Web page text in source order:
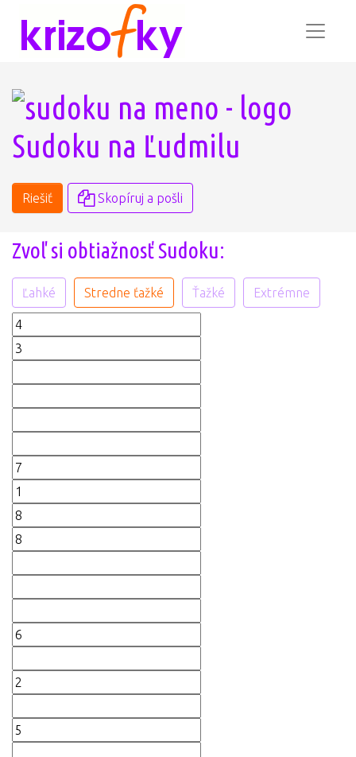
Sudoku na Ľudmilu
Riešiť Skopíruj a pošli
Zvoľ si obtiažnosť Sudoku:
Ľahké Stredne ťažké Ťažké Extrémne